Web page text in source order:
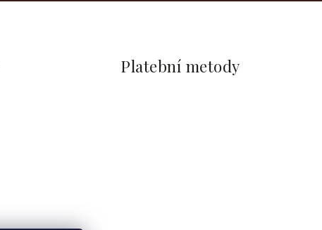
Platební metody